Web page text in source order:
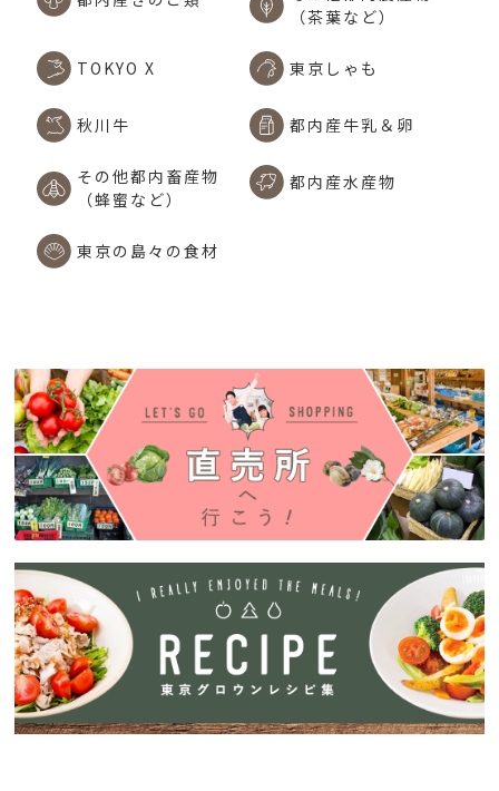
（茶葉など）
TOKYO X 東京しゃも
秋川牛 都内産牛乳＆卵
その他都内畜産物
（蜂蜜など）
都内産水産物
東京の島々の食材